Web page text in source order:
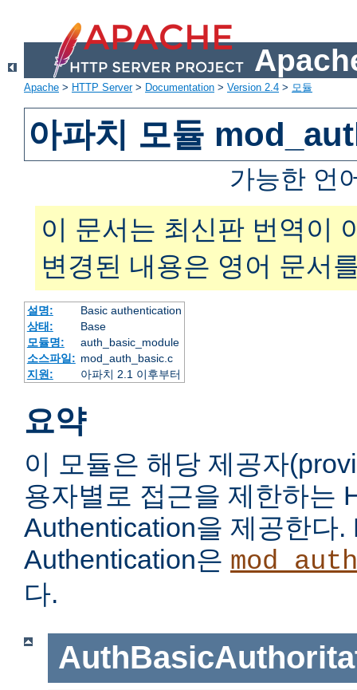
Apache > HTTP Server> Documentation > Version 2.4 > 모듈
아파치 모듈
가능한 언
이 문서는 최신판 번역이
변경된 내용은 영어 문서
설명:
Basic authentication
상태:
Base
모듈명:
auth_basic_module
소스파일: mod_auth_basic.c
지원:
아파치 2.1 이후부터
요약
이 모듈은 해당 제공자
용자별로 접근을 제한하는
Authentication을 제공한다.
Authentication은
다.